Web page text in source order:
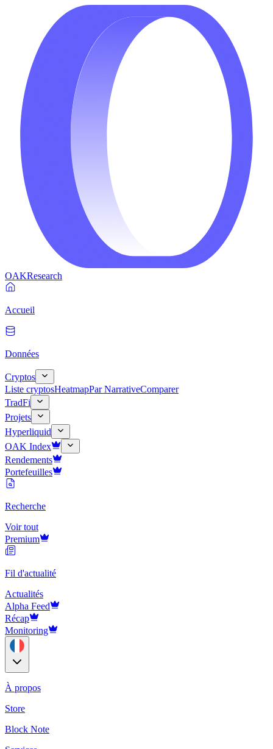
OAKResearch
Accueil
Données
Cryptos
Liste cryptosHeatmapPar NarrativeComparer
TradFi
Projets
Hyperliquid
OAK Index
Rendements
Portefeuilles
Recherche
Voir tout
Premium
Fil d'actualité
Actualités
Alpha Feed
Récap
Monitoring
À propos
Store
Block Note